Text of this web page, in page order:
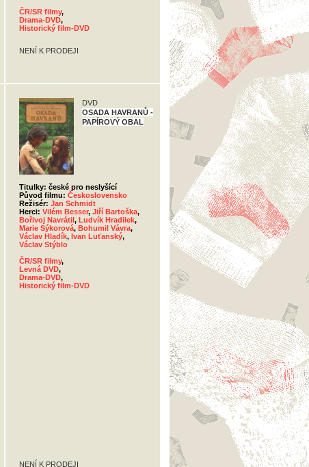
ČR/SR filmy,
Drama-DVD,
Historický film-DVD
NENÍ K PRODEJI
DVD
OSADA HAVRANŮ -
PAPÍROVÝ OBAL
Titulky: české pro neslyšící
Původ filmu: Československo
Režisér: Jan Schmidt
Herci: Vilém Besser, Jiří Bartoška,
Bořivoj Navrátil, Ludvík Hradilek,
Marie Sýkorová, Bohumil Vávra,
Václav Hladík, Ivan Luťanský,
Václav Stýblo
ČR/SR filmy,
Levná DVD,
Drama-DVD,
Historický film-DVD
NENÍ K PRODEJI